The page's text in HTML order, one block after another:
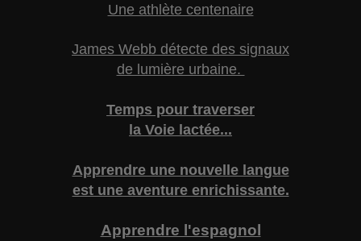
Une athlète centenaire
James Webb détecte des signaux
de lumière urbaine.
Temps pour traverser
la Voie lactée...
Apprendre une nouvelle langue
est une aventure enrichissante.
Apprendre l'espagnol